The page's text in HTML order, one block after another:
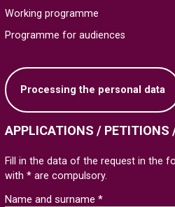
Working programme
Programme for audiences
Processing the personal data
APPLICATIONS /
Fill in the data of the request in the
with * are compulsory.
Name and surname *